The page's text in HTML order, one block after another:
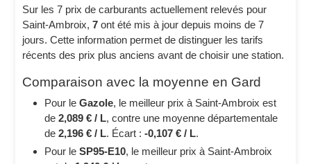
Sur les 7 prix de carburants actuellement relevés pour
Saint-Ambroix,7 ont été mis à jour depuis moins de 7
jours. Cette information permet de distinguer les tarifs
récents des prix plus anciens avant de choisir une station.
Comparaison avec la moyenne en Gard
Pour leGazole, le meilleur prix à Saint-Ambroix est
de2,089 € / L, contre une moyenne départementale
de2,196 € / L. Écart :-0,107 € / L.
Pour leSP95-E10, le meilleur prix à Saint-Ambroix